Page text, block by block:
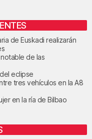
de Euskadi realizarán
de las
eclipse
tres vehículos en la A8
en la ría de Bilbao